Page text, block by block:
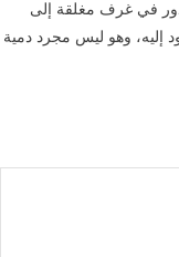
في غرف مغلقة إلى
إليه، وهو ليس مجرد دمية